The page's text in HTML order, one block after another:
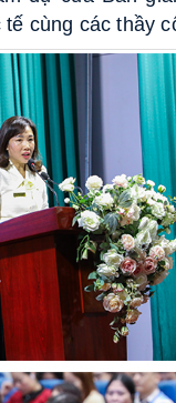
cùng các thầy